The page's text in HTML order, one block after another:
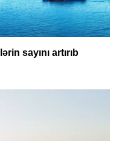
sayını artırıb